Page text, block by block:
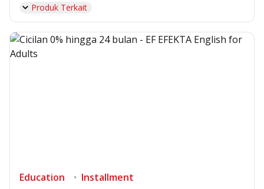
Produk Terkait
Education Installment